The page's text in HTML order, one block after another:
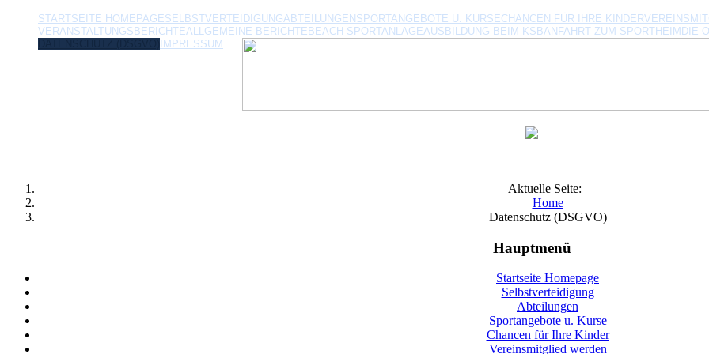
STARTSEITE HOMEPAGESELBSTVERTEIDIGUNGABTEILUNGEN SPORTANGEBOTE U. KURSECHANCEN FÜR IHRE KINDER
VERANSTALTUNGSBERICHTEALLGEMEINE BERICHTE BEACH-SPORTANLAGEAUSBILDUNG BEIM KSBANFAHRT ZUM SPORTHEIM DIE
IMPRESSUM
Aktuelle Seite:
Home
Datenschutz (DSGVO)
Hauptmenü
Startseite Homepage
Selbstverteidigung
Abteilungen
Sportangebote u. Kurse
Chancen für Ihre Kinder
Vereinsmitglied werden